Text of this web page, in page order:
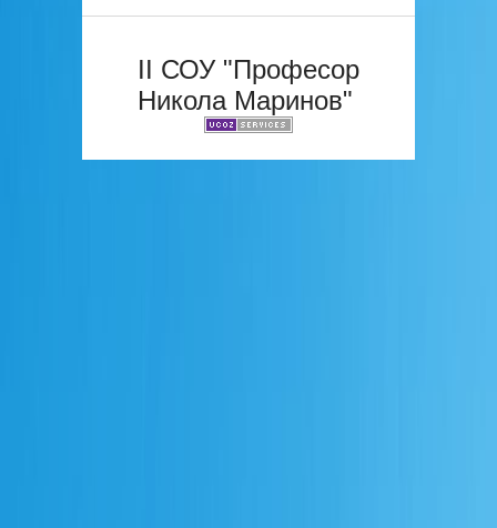
II СОУ "Професор
Никола Маринов"